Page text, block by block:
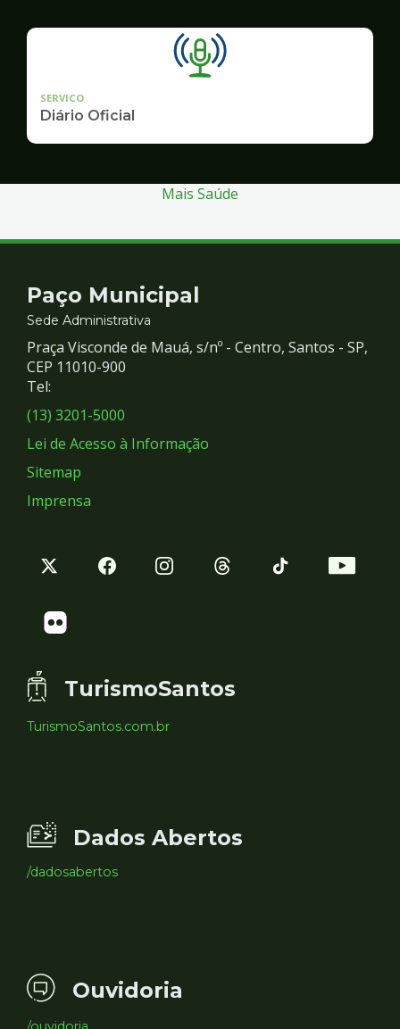
SERVICO
Diário Oficial
Mais Saúde
Contato
e
Redes
Sociais
Paço Municipal
Sede Administrativa
Praça Visconde de Mauá, s/nº - Centro, Santos - SP,
CEP 11010-900
Tel:
(13) 3201-5000
Lei de Acesso à Informação
Sitemap
Imprensa
TurismoSantos
TurismoSantos.com.br
Dados Abertos
/dadosabertos
Ouvidoria